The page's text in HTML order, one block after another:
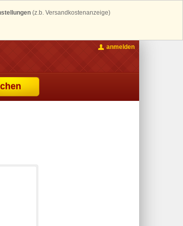
(z.b. Versandkostenanzeige)
anmelden